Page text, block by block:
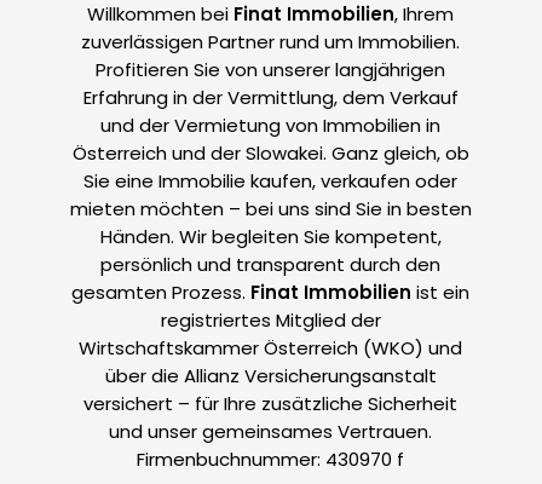
Willkommen bei Finat Immobilien, Ihrem
zuverlässigen Partner rund um Immobilien.
Profitieren Sie von unserer langjährigen
Erfahrung in der Vermittlung, dem Verkauf
und der Vermietung von Immobilien in
Österreich und der Slowakei. Ganz gleich, ob
Sie eine Immobilie kaufen, verkaufen oder
mieten möchten – bei uns sind Sie in besten
Händen. Wir begleiten Sie kompetent,
persönlich und transparent durch den
gesamten Prozess. Finat Immobilien ist ein
registriertes Mitglied der
Wirtschaftskammer Österreich (WKO) und
über die Allianz Versicherungsanstalt
versichert – für Ihre zusätzliche Sicherheit
und unser gemeinsames Vertrauen.
Firmenbuchnummer: 430970 f